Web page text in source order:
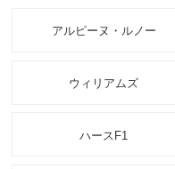
アルピーヌ・ルノー
ウィリアムズ
ハースF1